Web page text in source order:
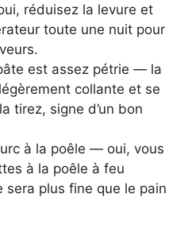
réduisez la levure et
toute une nuit pour
est assez pétrie — la
collante et se
tirez, signe d’un bon
à la poêle — oui, vous
à la poêle à feu
sera plus fine que le pain